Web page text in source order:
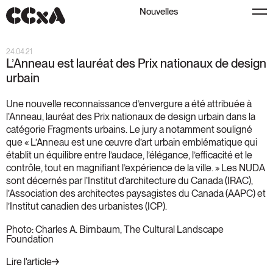
Nouvelles
24.04.21
L’Anneau est lauréat des Prix nationaux de design
urbain
Une nouvelle reconnaissance d’envergure a été attribuée à
l’Anneau, lauréat des Prix nationaux de design urbain dans la
catégorie Fragments urbains. Le jury a notamment souligné
que « L’Anneau est une œuvre d’art urbain emblématique qui
établit un équilibre entre l’audace, l’élégance, l’efficacité et le
contrôle, tout en magnifiant l’expérience de la ville. » Les NUDA
sont décernés par l’Institut d’architecture du Canada (IRAC),
l’Association des architectes paysagistes du Canada (AAPC) et
l’Institut canadien des urbanistes (ICP).
Photo: Charles A. Birnbaum, The Cultural Landscape
Foundation
Lire l'article